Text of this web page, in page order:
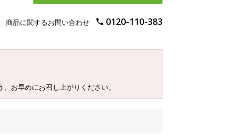
商品に関するお問い合わせ 0120-110-383
お早めにお召し上がりください。